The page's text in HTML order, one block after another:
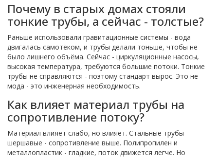
Почему в старых домах стояли
тонкие трубы, а сейчас - толстые?
Раньше использовали гравитационные системы - вода
двигалась самотёком, и трубы делали тоньше, чтобы не
было лишнего объёма. Сейчас - циркуляционные насосы,
высокая температура, требуются большие потоки. Тонкие
трубы не справляются - поэтому стандарт вырос. Это не
мода - это инженерная необходимость.
Как влияет материал трубы на
сопротивление потоку?
Материал влияет слабо, но влияет. Стальные трубы
шершавые - сопротивление выше. Полипропилен и
металлопластик - гладкие, поток движется легче. Но